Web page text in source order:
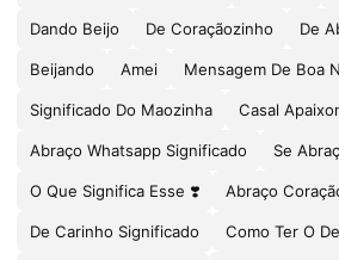
Dando Beijo De Coraçãozinho De
Beijando Amei Mensagem De Boa
Significado Do Maozinha Casal
Abraço Whatsapp Significado Se
O Que Significa Esse ❣️ Abraço
De Carinho Significado Como Ter O